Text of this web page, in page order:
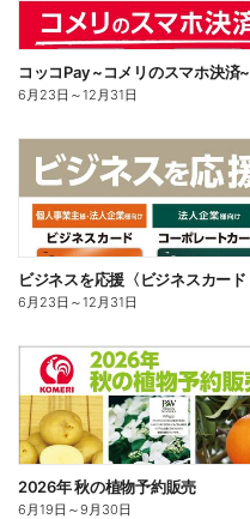
コッコPay ~コメリのスマホ決済~
6月23日 ～12月31日
6月23日 ～12月31日
2026年 秋の植物予約販売
6月19日 ～9月30日